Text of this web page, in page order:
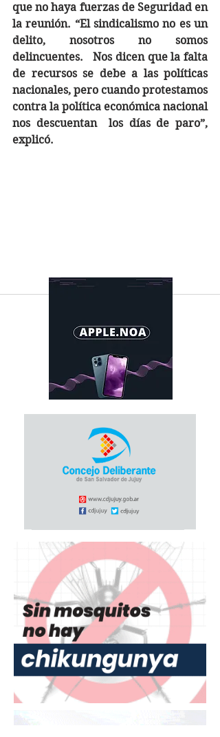
que no haya fuerzas de Seguridad en
la reunión. “El sindicalismo no es un
delito, nosotros no somos
delincuentes.   Nos dicen que la falta
de recursos se debe a las políticas
nacionales, pero cuando protestamos
contra la política económica nacional
nos descuentan  los días de paro”,
explicó.